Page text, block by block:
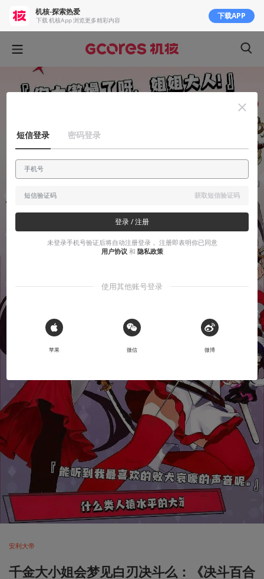
安利大帝
千金大小姐会梦见白刃决斗么：《决斗百合
机核-探索热爱
下载 机核App 浏览更多精彩内容 下载APP
短信登录 密码登录
获取短信验证码
登录 / 注册
未登录手机号验证后将自动注册登录， 注册即表明你已同意
用户协议 和 隐私政策
使用其他账号登录
 Sign in with Apple
苹果 微信 微博